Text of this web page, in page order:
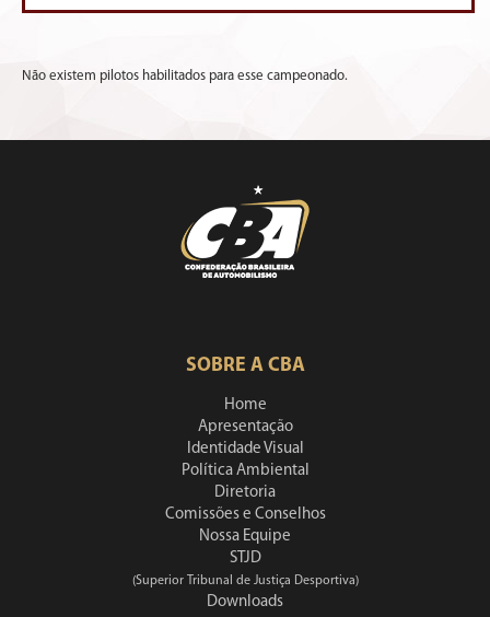
Não existem pilotos habilitados para esse campeonado.
SOBRE A CBA
Home
Apresentação
Identidade Visual
Política Ambiental
Diretoria
Comissões e Conselhos
Nossa Equipe
STJD
(Superior Tribunal de Justiça Desportiva)
Downloads